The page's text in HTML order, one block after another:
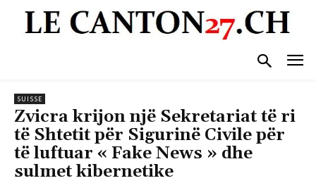
SUISSE
Zvicra krijon një Sekretariat të ri
të Shtetit për Sigurinë Civile për
të luftuar « Fake News » dhe
sulmet kibernetike